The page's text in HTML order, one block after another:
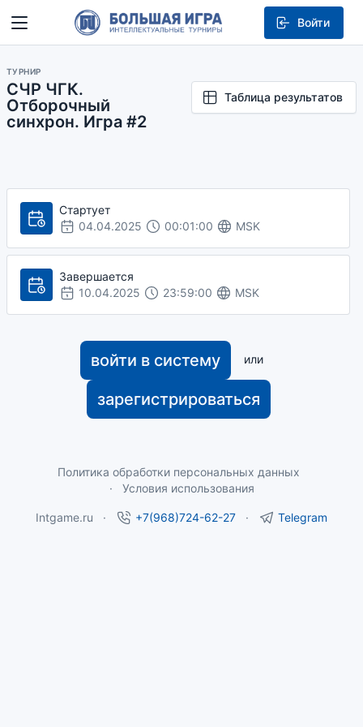
Войти
ТУРНИР
СЧР ЧГК.
Отборочный
синхрон. Игра #2
Таблица результатов
Стартует
04.04.2025
00:01:00 MSK
Завершается
10.04.2025
23:59:00 MSK
войти в систему или
зарегистрироваться
Политика обработки персональных данных
Условия использования
Intgame.ru +7(968)724-62-27 Telegram